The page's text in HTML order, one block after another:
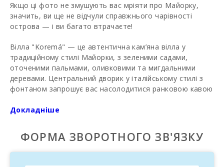
Якщо ці фото не змушують вас мріяти про Майорку,
значить, ви ще не відчули справжнього чарівності
острова — і ви багато втрачаєте!
Вілла "Koremá" — це автентична кам’яна вілла у
традиційному стилі Майорки, з зеленими садами,
оточеними пальмами, оливковими та мигдальними
деревами. Центральний дворик у італійському стилі з
фонтаном запрошує вас насолодитися ранковою кавою
грилем. Приватний басейн 16x6 м з мозаїками та
сонцем.
У цьому варіанті здаються2 просторі люкси з
Докладніше
ФОРМА ЗВОРОТНОГО ЗВ'ЯЗКУ